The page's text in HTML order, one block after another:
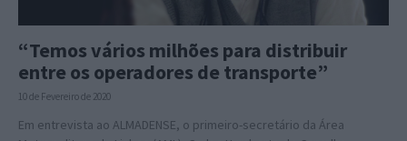
“Temos vários milhões para distribuir
entre os operadores de transporte”
10 de Fevereiro de 2020
Em entrevista ao ALMADENSE, o primeiro-secretário da Área